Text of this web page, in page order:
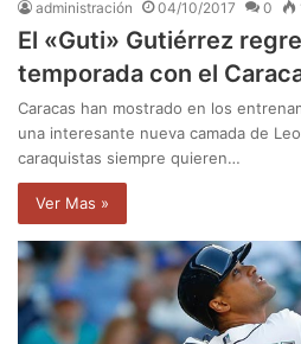
administración 04/10/2017 0
El «Guti» Gutiérrez
temporada con el
Caracas han mostrado en los
una interesante nueva camada de
caraquistas siempre quieren…
Ver Mas »